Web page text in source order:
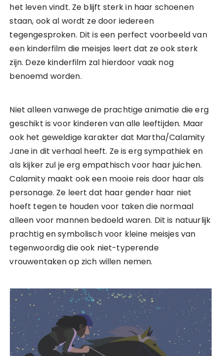
het leven vindt. Ze blijft sterk in haar schoenen
staan, ook al wordt ze door iedereen
tegengesproken. Dit is een perfect voorbeeld van
een kinderfilm die meisjes leert dat ze ook sterk
zijn. Deze kinderfilm zal hierdoor vaak nog
benoemd worden.
Niet alleen vanwege de prachtige animatie die erg
geschikt is voor kinderen van alle leeftijden. Maar
ook het geweldige karakter dat Martha/Calamity
Jane in dit verhaal heeft. Ze is erg sympathiek en
als kijker zul je erg empathisch voor haar juichen.
Calamity maakt ook een mooie reis door haar als
personage. Ze leert dat haar gender haar niet
hoeft tegen te houden voor taken die normaal
alleen voor mannen bedoeld waren. Dit is natuurlijk
prachtig en symbolisch voor kleine meisjes van
tegenwoordig die ook niet-typerende
vrouwentaken op zich willen nemen.